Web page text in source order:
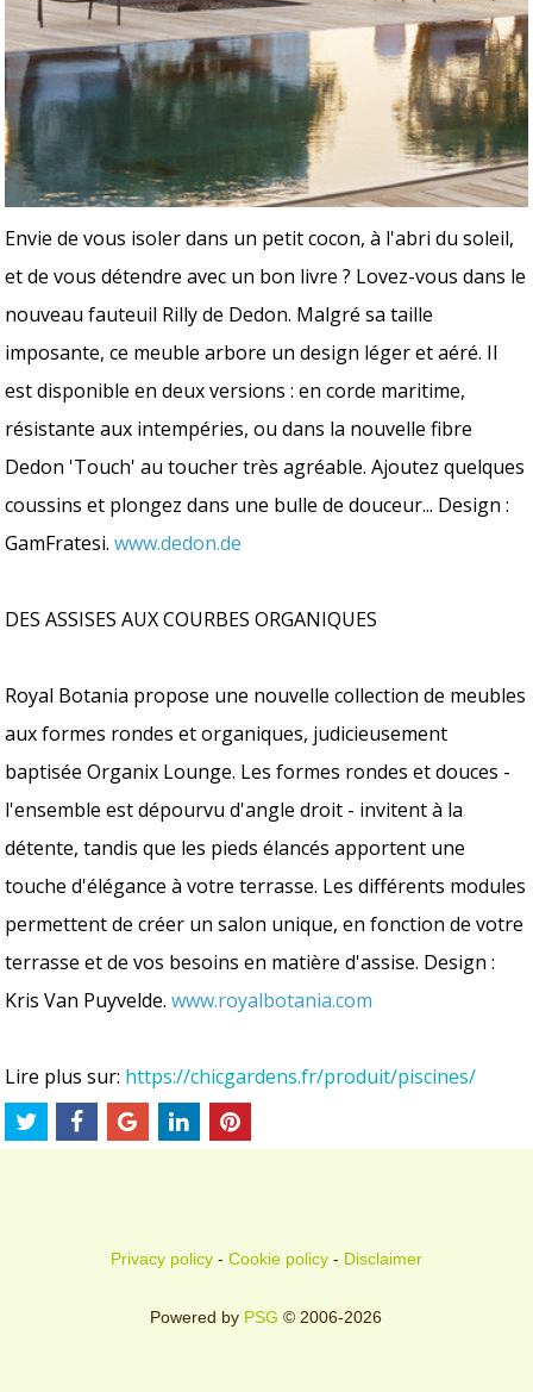
Envie de vous isoler dans un petit cocon, à l'abri du soleil,
et de vous détendre avec un bon livre ? Lovez-vous dans le
nouveau fauteuil Rilly de Dedon. Malgré sa taille
imposante, ce meuble arbore un design léger et aéré. Il
est disponible en deux versions : en corde maritime,
résistante aux intempéries, ou dans la nouvelle fibre
Dedon 'Touch' au toucher très agréable. Ajoutez quelques
coussins et plongez dans une bulle de douceur... Design :
GamFratesi.www.dedon.de
DES ASSISES AUX COURBES ORGANIQUES
Royal Botania propose une nouvelle collection de meubles
aux formes rondes et organiques, judicieusement
baptisée Organix Lounge. Les formes rondes et douces -
l'ensemble est dépourvu d'angle droit - invitent à la
détente, tandis que les pieds élancés apportent une
touche d'élégance à votre terrasse. Les différents modules
permettent de créer un salon unique, en fonction de votre
terrasse et de vos besoins en matière d'assise. Design :
Kris Van Puyvelde.www.royalbotania.com
Lire plus sur: https://chicgardens.fr/produit/piscines/
Privacy policy- Cookie policy- Disclaimer
Powered by PSG © 2006-2026